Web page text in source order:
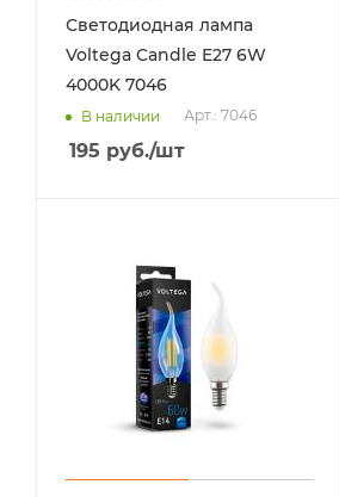
Светодиодная лампа
Voltega Candle E27 6W
4000K 7046
В наличии Арт.: 7046
195 руб./шт